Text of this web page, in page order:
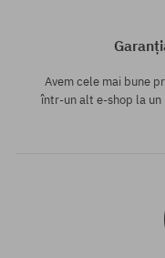
Avem cele mai bune
într-un alt e-shop la